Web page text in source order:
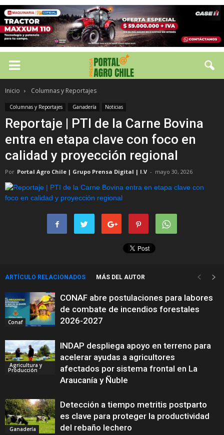
Inicio Columnas y Reportajes
Columnas y Reportajes Ganadería Noticias
Reportaje | PTI de la Carne Bovina
entra en etapa clave con foco en
calidad y proyección regional
Por Portal Agro Chile | Grupo Prensa Digital | I.V - mayo 30, 2026
ARTÍCULO RELACIONADOS MÁS DEL AUTOR
Conaf
CONAF abre postulaciones para labores
de combate de incendios forestales
2026-2027
Agricultura y
Producción
INDAP despliega apoyo en terreno para
acelerar ayudas a agricultores
afectados por sistema frontal en La
Araucanía y Ñuble
Ganadería
Detección a tiempo metritis postparto
es clave para proteger la productividad
del rebaño lechero